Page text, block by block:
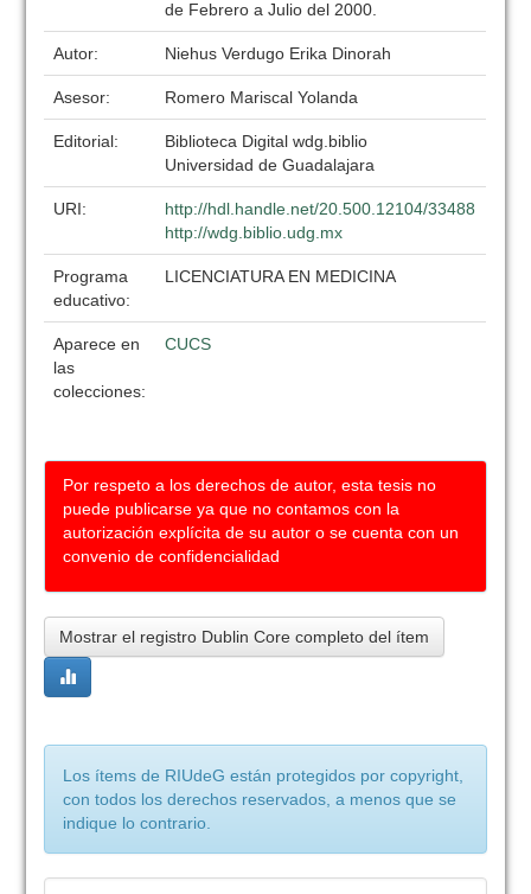
de Febrero a Julio del 2000.
Autor: Niehus Verdugo Erika Dinorah
Asesor: Romero Mariscal Yolanda
Editorial:
Biblioteca Digital wdg.biblio
Universidad de Guadalajara
URI:
http://hdl.handle.net/20.500.12104/33488
http://wdg.biblio.udg.mx
Programa
educativo:
LICENCIATURA EN MEDICINA
Aparece en
las
colecciones:
CUCS
Por respeto a los derechos de autor, esta tesis no
puede publicarse ya que no contamos con la
autorización explícita de su autor o se cuenta con un
convenio de confidencialidad
Mostrar el registro Dublin Core completo del ítem
Los ítems de RIUdeG están protegidos por copyright,
con todos los derechos reservados, a menos que se
indique lo contrario.